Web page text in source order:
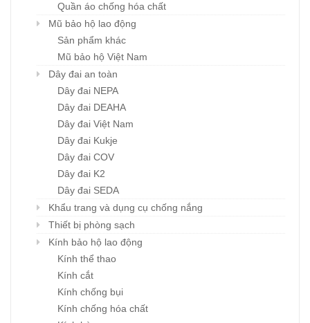
Quần áo chống hóa chất
Mũ bảo hộ lao động
Sản phẩm khác
Mũ bảo hộ Việt Nam
Dây đai an toàn
Dây đai NEPA
Dây đai DEAHA
Dây đai Việt Nam
Dây đai Kukje
Dây đai COV
Dây đai K2
Dây đai SEDA
Khẩu trang và dụng cụ chống nắng
Thiết bị phòng sạch
Kính bảo hộ lao động
Kính thể thao
Kính cắt
Kính chống bụi
Kính chống hóa chất